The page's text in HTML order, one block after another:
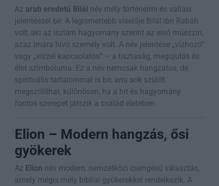
Az arab eredetű Bilál név mély történelmi és vallási
jelentéssel bír. A legismertebb viselője Bilál ibn Rabáh
volt, aki az iszlám hagyomány szerint az első müezzin,
azaz imára hívó személy volt. A név jelentése „vízhozó”
vagy „vízzel kapcsolatos” – a tisztaság, megújulás és
élet szimbóluma. Ez a név nemcsak hangzatos, de
spirituális tartalommal is bír, ami sok szülőt
megszólíthat, különösen, ha a hit és hagyomány
fontos szerepet játszik a család életében.
Elion – Modern hangzás, ősi
gyökerek
Az Elion név modern, nemzetközi csengésű választás,
amely mégis mély bibliai gyökerekkel rendelkezik. A